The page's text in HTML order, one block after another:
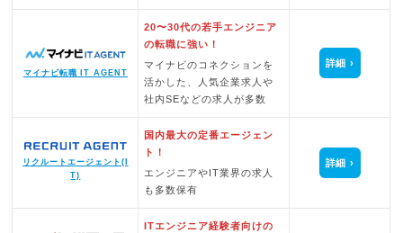
マイナビ転職 IT AGENT
20〜30代の若手エンジニア
の転職に強い！
マイナビのコネクションを
活かした、人気企業求人や
社内SEなどの求人が多数
詳細
リクルートエージェント(I
T)
国内最大の定番エージェン
ト！
エンジニアやIT業界の求人
も多数保有
詳細
ITエンジニア経験者向けの